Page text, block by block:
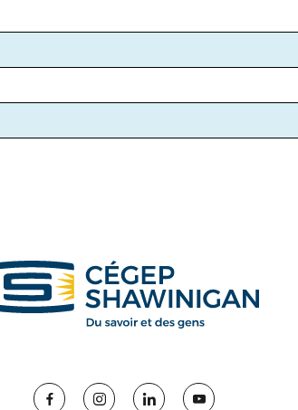
Facebook Instagram LinkedIn YouTube